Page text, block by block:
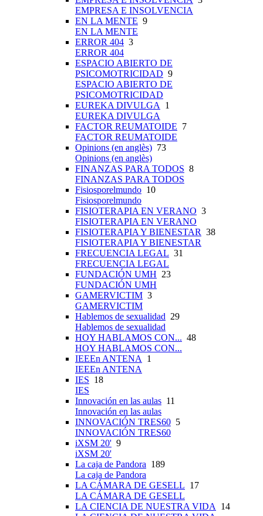
EMPRESA E INSOLVENCIA
EN LA MENTE 9
EN LA MENTE
ERROR 404 3
ERROR 404
ESPACIO ABIERTO DE
PSICOMOTRICIDAD 9
ESPACIO ABIERTO DE
PSICOMOTRICIDAD
EUREKA DIVULGA 1
EUREKA DIVULGA
FACTOR REUMATOIDE 7
FACTOR REUMATOIDE
Opinions (en anglès) 73
Opinions (en anglès)
FINANZAS PARA TODOS 8
FINANZAS PARA TODOS
Fisiosporelmundo 10
Fisiosporelmundo
FISIOTERAPIA EN VERANO 3
FISIOTERAPIA EN VERANO
FISIOTERAPIA Y BIENESTAR 38
FISIOTERAPIA Y BIENESTAR
FRECUENCIA LEGAL 31
FRECUENCIA LEGAL
FUNDACIÓN UMH 23
FUNDACIÓN UMH
GAMERVICTIM 3
GAMERVICTIM
Hablemos de sexualidad 29
Hablemos de sexualidad
HOY HABLAMOS CON... 48
HOY HABLAMOS CON...
IEEEn ANTENA 1
IEEEn ANTENA
IES 18
IES
Innovación en las aulas 11
Innovación en las aulas
INNOVACIÓN TRES60 5
INNOVACIÓN TRES60
iXSM 20' 9
iXSM 20'
La caja de Pandora 189
La caja de Pandora
LA CÁMARA DE GESELL 17
LA CÁMARA DE GESELL
LA CIENCIA DE NUESTRA VIDA 14